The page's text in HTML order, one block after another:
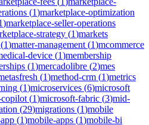
(1)marketplace-optimization
)marketplace-seller-operations
strategy (1)markets
(1)matter-management (1)mcommerce
device (1)membership
(1)mercadolibre (2)mes
(1)method-crm (1)metrics
(1)microservices (6)microsoft
(1)microsoft-fabric (3)mid-
(29)migrations (1)mobile
(1)mobile-apps (1)mobile-bi